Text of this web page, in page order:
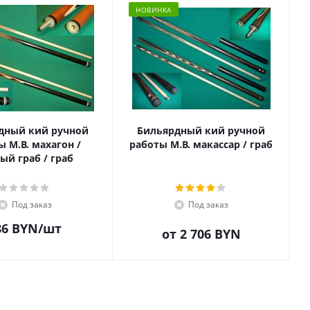
кий ручной
М.В. махагон /
граб / граб
Под заказ
BYN/шт
НОВИНКА
Бильярдный кий ручной
работы М.В. макассар / граб
Под заказ
от 2 706 BYN